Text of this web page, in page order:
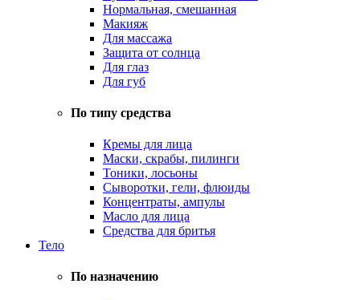
Нормальная, смешанная
Макияж
Для массажа
Защита от солнца
Для глаз
Для губ
По типу средства
Кремы для лица
Маски, скрабы, пилинги
Тоники, лосьоны
Сыворотки, гели, флюиды
Концентраты, ампулы
Масло для лица
Средства для бритья
Тело
По назначению